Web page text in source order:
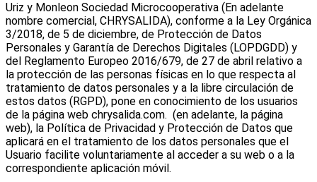
Uriz y Monleon Sociedad Microcooperativa (En adelante
nombre comercial, CHRYSALIDA), conforme a la Ley Orgánica
3/2018, de 5 de diciembre, de Protección de Datos
Personales y Garantía de Derechos Digitales (LOPDGDD) y
del Reglamento Europeo 2016/679, de 27 de abril relativo a
la protección de las personas físicas en lo que respecta al
tratamiento de datos personales y a la libre circulación de
estos datos (RGPD), pone en conocimiento de los usuarios
de la página web chrysalida.com. (en adelante, la página
web), la Política de Privacidad y Protección de Datos que
aplicará en el tratamiento de los datos personales que el
Usuario facilite voluntariamente al acceder a su web o a la
correspondiente aplicación móvil.